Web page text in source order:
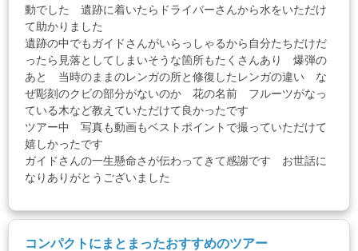
動でした 遺跡に着いたらドライバーさんから水をいただけ
て助かりました
遺跡の中でもガイドさんがいらっしゃるから自分たちだけだ
ったら見落としてしまいそうな箇所もたくさんあり 爆弾の
あと 当時のままのレンガの所と修復したレンガの違い な
ぜ彫刻のクビの部分がないのか 花の名前 フルーツがなっ
ている木など教えていただけて良かったです
ツアー中 写真も動画もベストポイントで撮っていただけて
嬉しかったです
ガイドさんの一生懸命さが伝わってきて感謝です お世話に
なりありがとうございました
コンパクトにまとまったおすすめのツアー